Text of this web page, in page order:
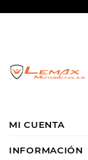
MI CUENTA
INFORMACIÓN